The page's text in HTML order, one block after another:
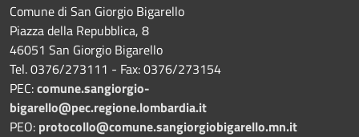
Comune di San Giorgio Bigarello
Piazza della Repubblica, 8
46051 San Giorgio Bigarello
Tel. 0376/273111 - Fax: 0376/273154
PEC:comune.sangiorgio-
bigarello@pec.regione.lombardia.it
PEO: protocollo@comune.sangiorgiobigarello.mn.it